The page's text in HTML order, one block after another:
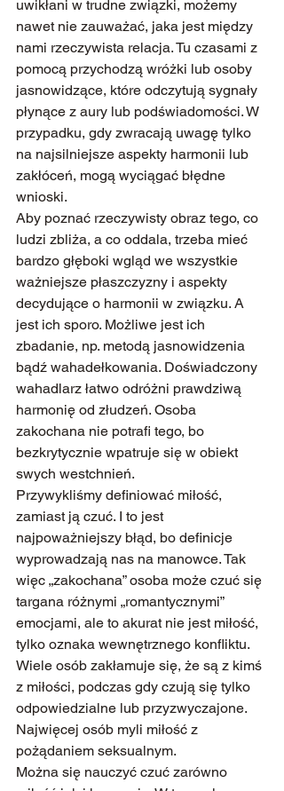
uwikłani w trudne związki, możemy
nawet nie zauważać, jaka jest między
nami rzeczywista relacja. Tu czasami z
pomocą przychodzą wróżki lub osoby
jasnowidzące, które odczytują sygnały
płynące z aury lub podświadomości. W
przypadku, gdy zwracają uwagę tylko
na najsilniejsze aspekty harmonii lub
zakłóceń, mogą wyciągać błędne
wnioski.
Aby poznać rzeczywisty obraz tego, co
ludzi zbliża, a co oddala, trzeba mieć
bardzo głęboki wgląd we wszystkie
ważniejsze płaszczyzny i aspekty
decydujące o harmonii w związku. A
jest ich sporo. Możliwe jest ich
zbadanie, np. metodą jasnowidzenia
bądź wahadełkowania. Doświadczony
wahadlarz łatwo odróżni prawdziwą
harmonię od złudzeń. Osoba
zakochana nie potrafi tego, bo
bezkrytycznie wpatruje się w obiekt
swych westchnień.
Przywykliśmy definiować miłość,
zamiast ją czuć. I to jest
najpoważniejszy błąd, bo definicje
wyprowadzają nas na manowce. Tak
więc „zakochana” osoba może czuć się
targana różnymi „romantycznymi”
emocjami, ale to akurat nie jest miłość,
tylko oznaka wewnętrznego konfliktu.
Wiele osób zakłamuje się, że są z kimś
z miłości, podczas gdy czują się tylko
odpowiedzialne lub przyzwyczajone.
Najwięcej osób myli miłość z
pożądaniem seksualnym.
Można się nauczyć czuć zarówno